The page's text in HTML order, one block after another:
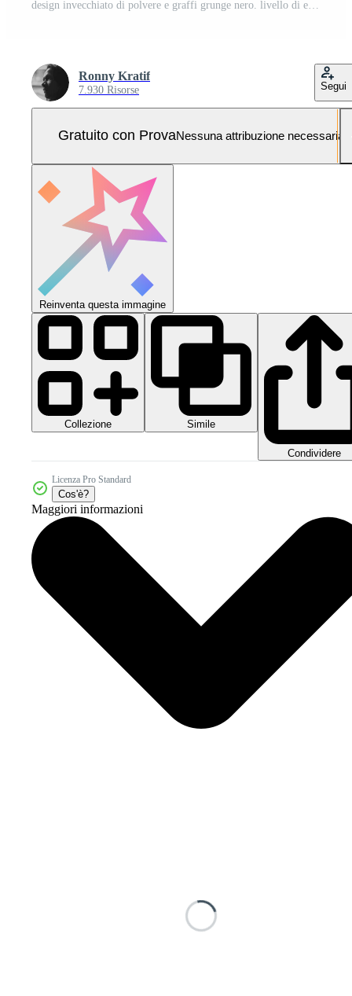
Ronny Kratif
7.930 Risorse Segui
Gratuito con ProvaNessuna attribuzione necessaria
Reinventa questa immagine
Collezione Simile
Condividere
Licenza Pro Standard
Cos'è?
Maggiori informazioni